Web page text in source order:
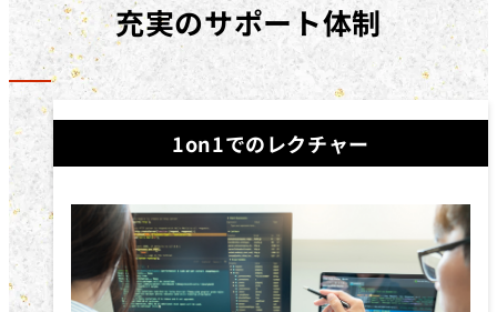
充実のサポート体制
1on1でのレクチャー